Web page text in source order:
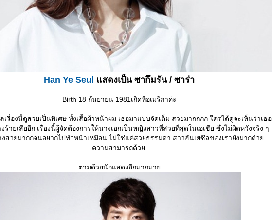
Han Ye Seul สดงเป็น ซากึมรัน / ซาร่า
Birth 18 กันยายน 1981เกิดที่อเมริกาค่ะ
เรื่องนี้ดูสวยเป็นพิเศษ ทั้งเสื้อผ้าหน้าผม เธอมาแบบจัดเต็ม สวยมากกกก ใครได้ดูจะเห็นว่าเธอ
ร้ายเสียอีก เรื่องนี้ผู้จัดต้องการให้นางเอกเป็นหญิงสาวที่สวยที่สุดในเอเชีย ซึ่งไม่ผิดหวังจริง ๆ
งสวยมากกจนอยากไปทำหน้าเหมือน ไม่ใช่แค่สวยธรรมดา สาวฮันเยซึลของเรายังมากด้ว
ความสามารถด้ว
ตามด้วยนักแสดงอีกมากมา